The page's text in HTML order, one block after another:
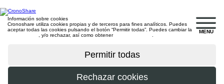
MENU
Información sobre cookies
Cronoshare utiliza cookies propias y de terceros para fines analíticos. Puedes
aceptar todas las cookies pulsando el botón “Permitir todas”. Puedes cambiar la
, y/o rechazar, así como obtener